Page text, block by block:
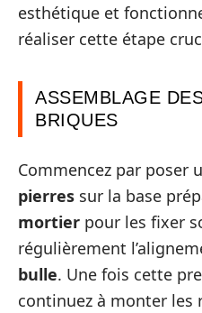
esthétique et
réaliser cette étape
ASSEMBLAGE
BRIQUES
Commencez par poser
pierres sur la base
mortier pour les fixer
régulièrement
bulle. Une fois cette
continuez à monter les